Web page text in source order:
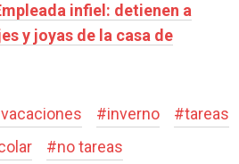
infiel: detienen a
y joyas de la casa de
vacaciones #inverno #tareas
#no tareas